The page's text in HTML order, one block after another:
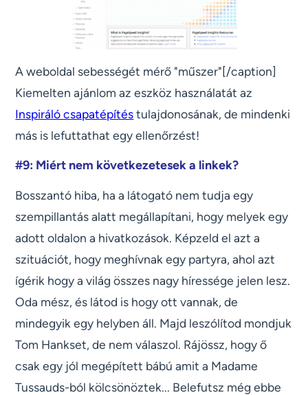
A weboldal sebességét mérő "műszer"[/caption]
Kiemelten ajánlom az eszköz használatát az
Inspiráló csapatépítéstulajdonosának, de mindenki
más is lefuttathat egy ellenőrzést!
#9: Miért nem következetesek a linkek?
Bosszantó hiba, ha a látogató nem tudja egy
szempillantás alatt megállapítani, hogy melyek egy
adott oldalon a hivatkozások. Képzeld el azt a
szituációt, hogy meghívnak egy partyra, ahol azt
ígérik hogy a világ összes nagy híressége jelen lesz.
Oda mész, és látod is hogy ott vannak, de
mindegyik egy helyben áll. Majd leszólítod mondjuk
Tom Hankset, de nem válaszol. Rájössz, hogy ő
csak egy jól megépített bábú amit a Madame
Tussauds-ból kölcsönöztek... Belefutsz még ebbe